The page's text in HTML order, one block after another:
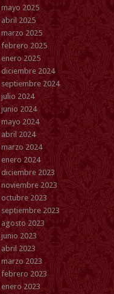
mayo 2025
abril 2025
marzo 2025
febrero 2025
enero 2025
diciembre 2024
septiembre 2024
julio 2024
junio 2024
mayo 2024
abril 2024
marzo 2024
enero 2024
diciembre 2023
noviembre 2023
octubre 2023
septiembre 2023
agosto 2023
junio 2023
abril 2023
marzo 2023
febrero 2023
enero 2023